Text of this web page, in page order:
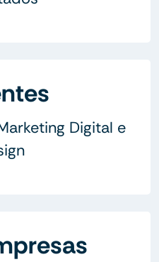
Digital e